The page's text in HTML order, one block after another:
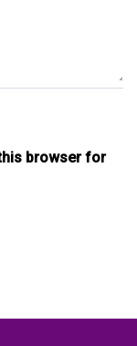
browser for